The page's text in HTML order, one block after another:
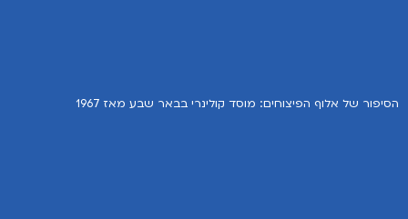
הסיפור של אלוף הפיצוחים: מוסד קולינרי בבאר שבע מאז 1967